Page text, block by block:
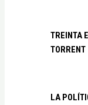
TREINTA
TORRENT
LA